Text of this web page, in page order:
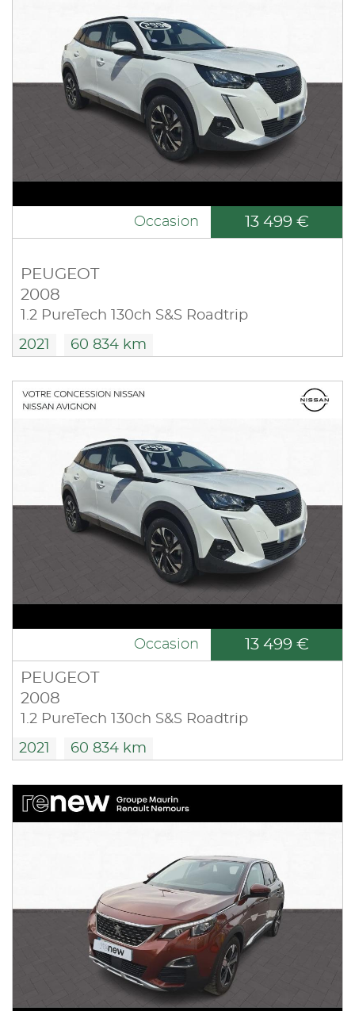
Occasion 13 499 €
PEUGEOT
2008
1.2 PureTech 130ch S&S Roadtrip
2021 60 834 km
Occasion 13 499 €
PEUGEOT
2008
1.2 PureTech 130ch S&S Roadtrip
2021 60 834 km